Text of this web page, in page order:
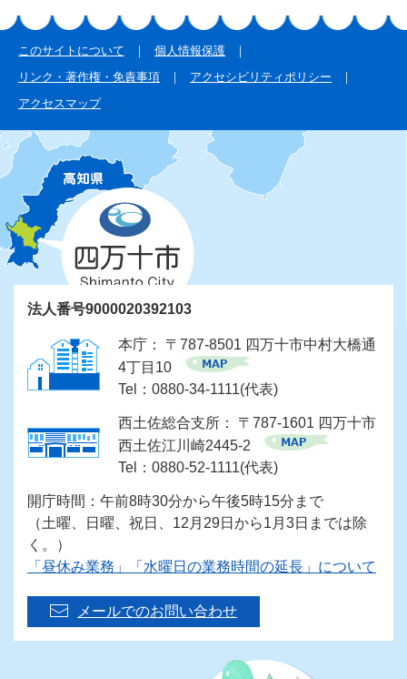
このサイトについて
個人情報保護
リンク・著作権・免責事項
アクセシビリティポリシー
アクセスマップ
法人番号9000020392103
本庁： 〒787-8501 四万十市中村大橋通
4丁目10
Tel：0880-34-1111(代表)
西土佐総合支所： 〒787-1601 四万十市
西土佐江川崎2445-2
Tel：0880-52-1111(代表)
開庁時間：午前8時30分から午後5時15分まで
（土曜、日曜、祝日、12月29日から1月3日までは除
く。）
「昼休み業務」「水曜日の業務時間の延長」について
メールでのお問い合わせ